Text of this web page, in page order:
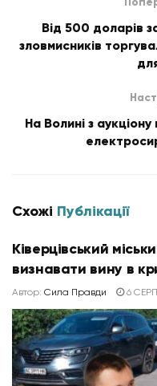
Від 500 доларів
зловмисників
На Волині з
Схожі Публікації
Ківерцівський
визнавати вину в
Автор: Сила Правди 6